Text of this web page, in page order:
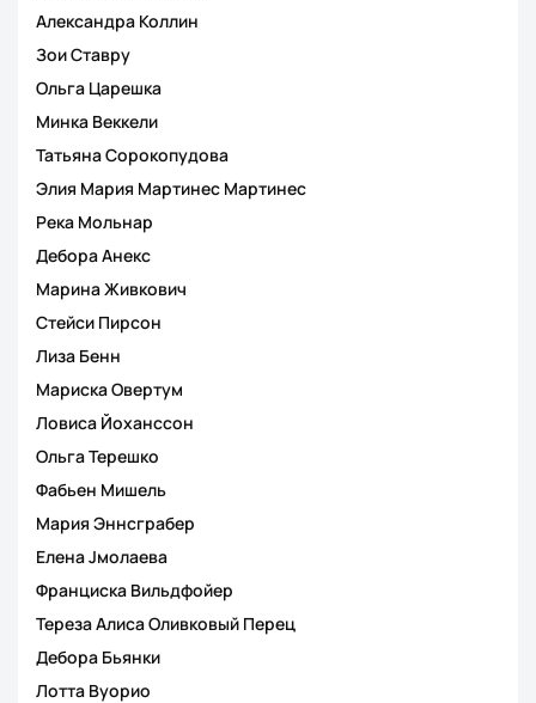
Александра Коллин
Зои Ставру
Ольга Царешка
Минка Веккели
Татьяна Сорокопудова
Элия Мария Мартинес Мартинес
Река Мольнар
Дебора Анекс
Марина Живкович
Стейси Пирсон
Лиза Бенн
Мариска Овертум
Ловиса Йоханссон
Ольга Терешко
Фабьен Мишель
Мария Эннсграбер
Елена Jмолаева
Франциска Вильдфойер
Тереза Алиса Оливковый Перец
Дебора Бьянки
Лотта Вуорио